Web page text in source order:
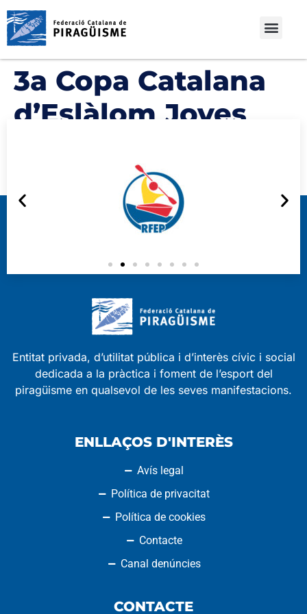
3a Copa Catalana
d’Eslàlom Joves
Entitat privada, d’utilitat pública i d’interès cívic i social
dedicada a la pràctica i foment de l’esport del
piragüisme en qualsevol de les seves manifestacions.
ENLLAÇOS D'INTERÈS
Avís legal
Política de privacitat
Política de cookies
Contacte
Canal denúncies
CONTACTE